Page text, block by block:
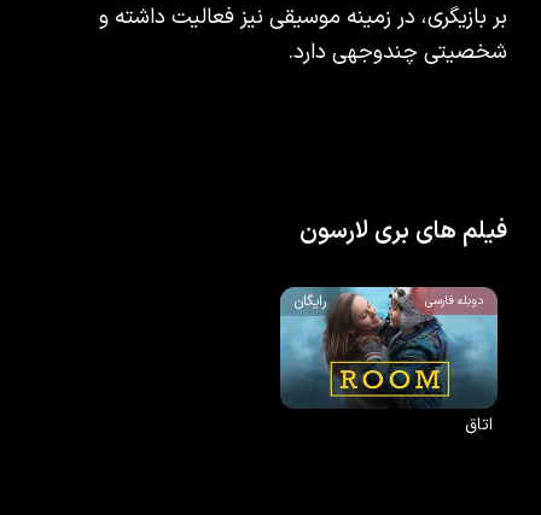
بر بازیگری، در زمینه موسیقی نیز فعالیت داشته و
شخصیتی چندوجهی دارد.
فیلم های بری لارسون
دوبله فارسی رایگان
اتاق